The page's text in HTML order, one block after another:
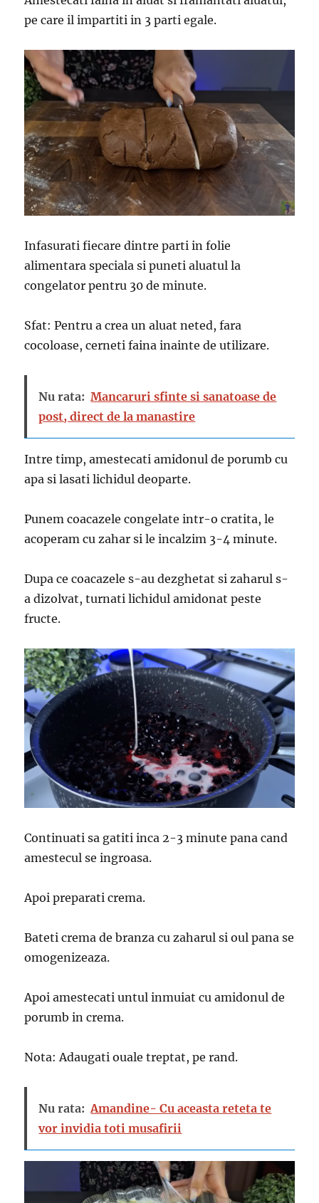
pe care il impartiti in 3 parti egale.
Infasurati fiecare dintre parti in folie
alimentara speciala si puneti aluatul la
congelator pentru 30 de minute.
Sfat: Pentru a crea un aluat neted, fara
cocoloase, cerneti faina inainte de utilizare.
Nu rata: Mancaruri sfinte si sanatoase de
post, direct de la manastire
Intre timp, amestecati amidonul de porumb cu
apa si lasati lichidul deoparte.
Punem coacazele congelate intr-o cratita, le
acoperam cu zahar si le incalzim 3-4 minute.
Dupa ce coacazele s-au dezghetat si zaharul s-
a dizolvat, turnati lichidul amidonat peste
fructe.
Continuati sa gatiti inca 2-3 minute pana cand
amestecul se ingroasa.
Apoi preparati crema.
Bateti crema de branza cu zaharul si oul pana se
omogenizeaza.
Apoi amestecati untul inmuiat cu amidonul de
porumb in crema.
Nota: Adaugati ouale treptat, pe rand.
Nu rata: Amandine- Cu aceasta reteta te
vor invidia toti musafirii